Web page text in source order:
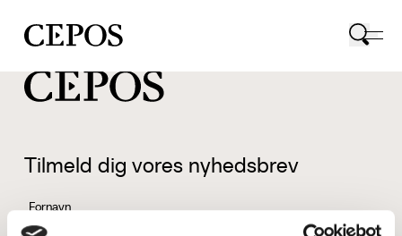
CEPOS logo
Tilmeld dig vores nyhedsbrev
Fornavn